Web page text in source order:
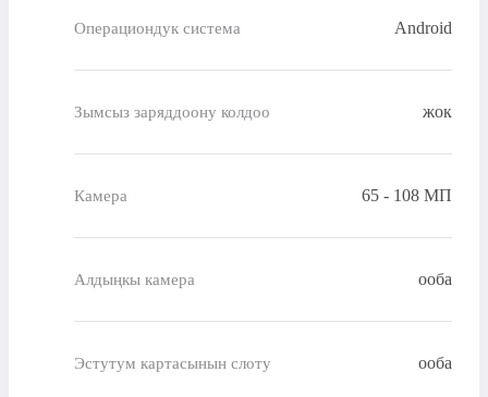
Операциондук система Android
Зымсыз заряддоону колдоо жок
Камера 65 - 108 МП
Алдыңкы камера ооба
Эстутум картасынын слоту ооба